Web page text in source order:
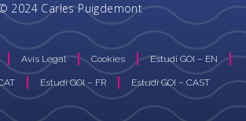
2024 Carles Puigdemont
Avís Legal Cookies Estudi GOI – EN
Estudi GOI – FR Estudi GOI – CAST